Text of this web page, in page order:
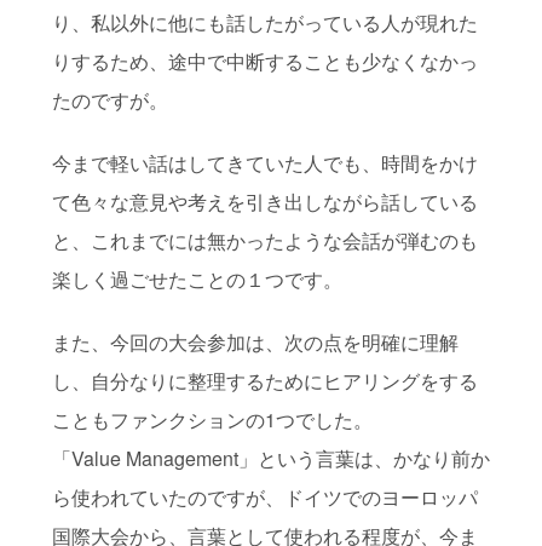
り、私以外に他にも話したがっている人が現れた
りするため、途中で中断することも少なくなかっ
たのですが。
今まで軽い話はしてきていた人でも、時間をかけ
て色々な意見や考えを引き出しながら話している
と、これまでには無かったような会話が弾むのも
楽しく過ごせたことの１つです。
また、今回の大会参加は、次の点を明確に理解
し、自分なりに整理するためにヒアリングをする
こともファンクションの1つでした。
「Value Management」という言葉は、かなり前か
ら使われていたのですが、ドイツでのヨーロッパ
国際大会から、言葉として使われる程度が、今ま